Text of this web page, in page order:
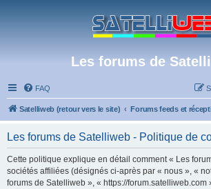
Les forums de
FAQ
Satelliweb (retour vers le site) Forums feeds et
Les forums de Satelliweb - Politique de
Cette politique explique en détail comment « Les
sociétés affiliées (désignés ci-après par « nous », «
forums de Satelliweb », « https://forum.satelliweb.com